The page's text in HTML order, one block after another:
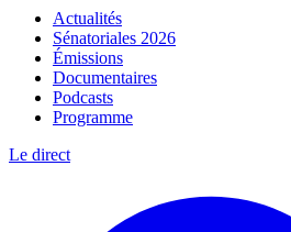
Actualités
Sénatoriales 2026
Émissions
Documentaires
Podcasts
Programme
Le direct